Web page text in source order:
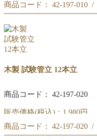
(#242)木製試験管立 6本立
商品コード： 42-197-010 /
(#242)木製試験管立 6本立
木製 試験管立 12本立
商品コード： 42-197-020
販売価格(税込)： 1,980円
(#243)木製試験管立 12本立
商品コード： 42-197-020 /